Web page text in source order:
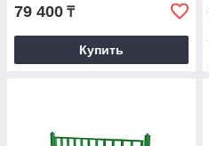
79 400 ₸
Купить